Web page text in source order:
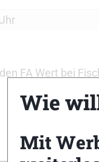
FA Wert bei
Wie
Mit